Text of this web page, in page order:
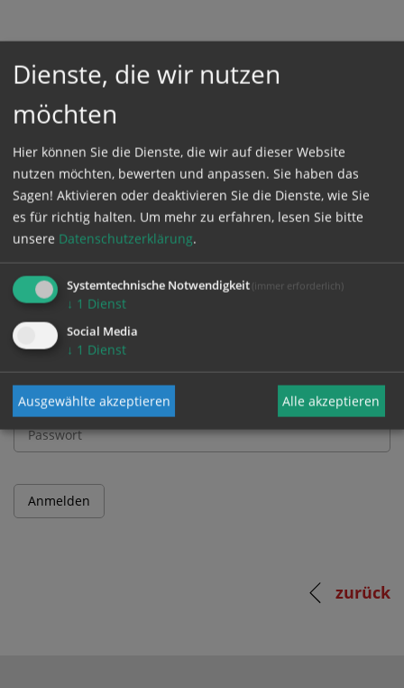
Diese Meldung ist nicht frei verfügbar. Bitte
loggen Sie sich ein, oder bestellen Sie das
ProduktKathpress_online
GESCHÜTZTER BEREICH
Bitte melden Sie sich mit Ihrem Benutzernamen
und Passwort an.
Benutzername
Passwort
zurück
Dienste, die wir nutzen
möchten
Hier können Sie die Dienste, die wir auf dieser Website
nutzen möchten, bewerten und anpassen. Sie haben das
Sagen! Aktivieren oder deaktivieren Sie die Dienste, wie Sie
es für richtig halten. Um mehr zu erfahren, lesen Sie bitte
unsere Datenschutzerklärung.
Systemtechnische Notwendigkeit (immer erforderlich)
↓ 1 Dienst
Social Media
↓ 1 Dienst
Ausgewählte akzeptieren Alle akzeptieren